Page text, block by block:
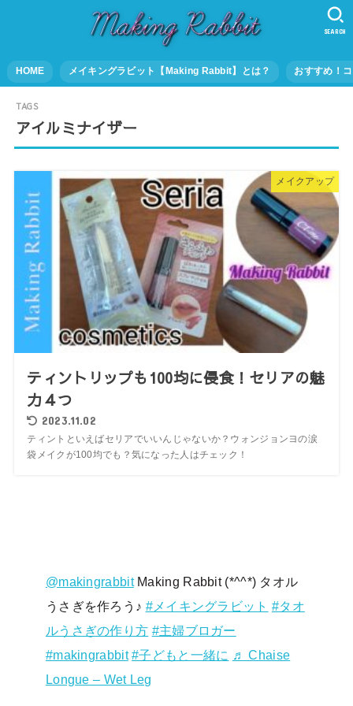
HOME メイキングラビット【Making Rabbit】とは？ おすすめ！
SEARCH
アイルミナイザー
メイクアップ
ティントリップも100均に侵食！セリアの魅
力４つ
2023.11.02
ティントといえばセリアでいいんじゃないか？ウォンジョンヨの涙
袋メイクが100均でも？気になった人はチェック！
@makingrabbitMaking Rabbit (*^^*) タオル
うさぎを作ろう♪ #メイキングラビット #タオ
ルうさぎの作り方 #主婦ブロガー
#makingrabbit #子どもと一緒に
♬ Chaise
Longue – Wet Leg